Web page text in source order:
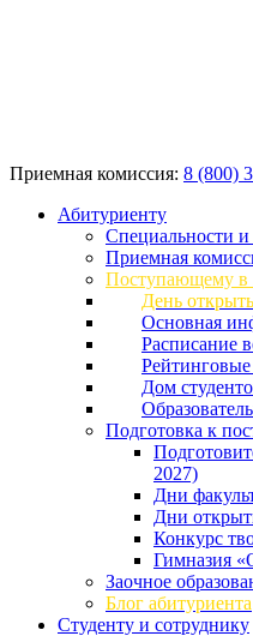
Приемная комиссия: 8 (800)
Абитуриенту
Специальности и
Приемная
Поступающему в
День
Основная
Расписание
Дом
Подготовка к
2027)
Дни
Дни
Конкурс
Гимназия
Заочное
Блог абитуриента
Студенту и сотруднику